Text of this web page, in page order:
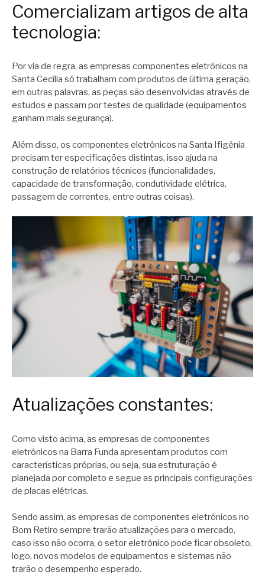
Comercializam artigos de alta
tecnologia:
Por via de regra, as empresas componentes eletrônicos na
Santa Cecília só trabalham com produtos de última geração,
em outras palavras, as peças são desenvolvidas através de
estudos e passam por testes de qualidade (equipamentos
ganham mais segurança).
Além disso, os componentes eletrônicos na Santa Ifigênia
precisam ter especificações distintas, isso ajuda na
construção de relatórios técnicos (funcionalidades,
capacidade de transformação, condutividade elétrica,
passagem de correntes, entre outras coisas).
Atualizações constantes:
Como visto acima, as empresas de componentes
eletrônicos na Barra Funda apresentam produtos com
características próprias, ou seja, sua estruturação é
planejada por completo e segue as principais configurações
de placas elétricas.
Sendo assim, as empresas de componentes eletrônicos no
Bom Retiro sempre trarão atualizações para o mercado,
caso isso não ocorra, o setor eletrônico pode ficar obsoleto,
logo, novos modelos de equipamentos e sistemas não
trarão o desempenho esperado.